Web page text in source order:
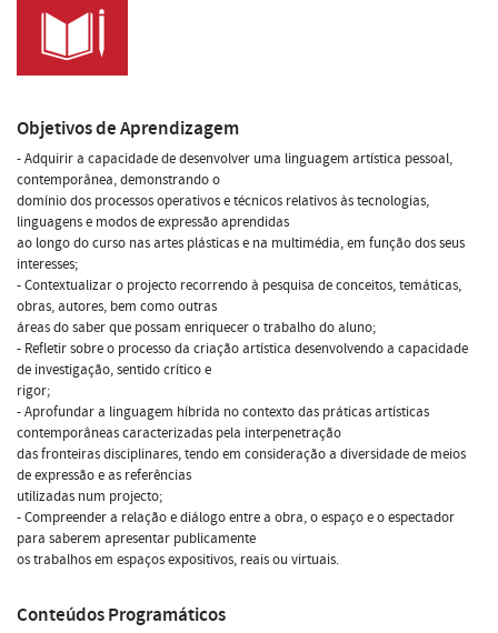
Objetivos de Aprendizagem
- Adquirir a capacidade de desenvolver uma linguagem artística pessoal,
contemporânea, demonstrando o
domínio dos processos operativos e técnicos relativos às tecnologias,
linguagens e modos de expressão aprendidas
ao longo do curso nas artes plásticas e na multimédia, em função dos seus
interesses;
- Contextualizar o projecto recorrendo à pesquisa de conceitos, temáticas,
obras, autores, bem como outras
áreas do saber que possam enriquecer o trabalho do aluno;
- Refletir sobre o processo da criação artística desenvolvendo a capacidade
de investigação, sentido crítico e
rigor;
- Aprofundar a linguagem híbrida no contexto das práticas artísticas
contemporâneas caracterizadas pela interpenetração
das fronteiras disciplinares, tendo em consideração a diversidade de meios
de expressão e as referências
utilizadas num projecto;
- Compreender a relação e diálogo entre a obra, o espaço e o espectador
para saberem apresentar publicamente
os trabalhos em espaços expositivos, reais ou virtuais.
Conteúdos Programáticos